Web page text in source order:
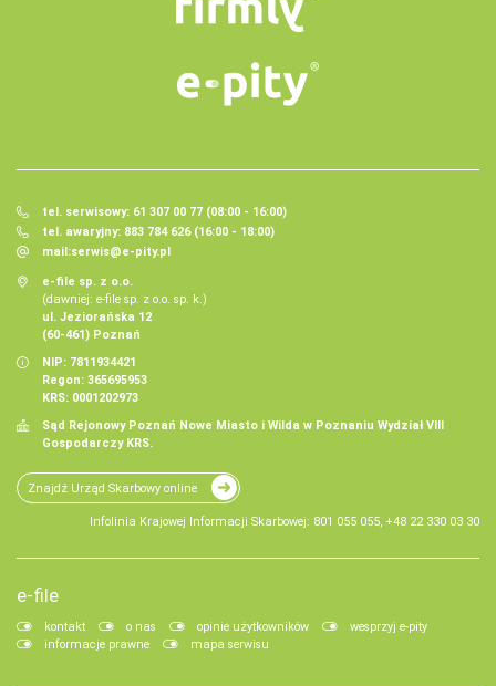
tel. serwisowy: 61 307 00 77 (08:00 - 16:00)
tel. awaryjny: 883 784 626 (16:00 - 18:00)
mail:serwis@e-pity.pl
e-file sp. z o.o.
(dawniej: e-file sp. z o.o. sp. k.)
ul. Jeziorańska 12
(60-461) Poznań
NIP: 7811934421
Regon: 365695953
KRS: 0001202973
Sąd Rejonowy Poznań Nowe Miasto i Wilda w Poznaniu Wydział VIII
Gospodarczy KRS.
Znajdź Urząd Skarbowy online
Infolinia Krajowej Informacji Skarbowej: 801 055 055, +48 22 330 03 30
e-file
kontakt o nas opinie użytkowników
wesprzyj e-pity
informacje prawne
mapa serwisu